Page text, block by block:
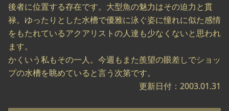
後者に位置する存在です。大型魚の魅力はその迫力と貫
禄。ゆったりとした水槽で優雅に泳ぐ姿に憧れに似た感情
をもたれているアクアリストの人達も少なくないと思われ
ます。
かくいう私もその一人。今週もまた羨望の眼差しでショッ
プの水槽を眺めていると言う次第です。
更新日付：2003.01.31